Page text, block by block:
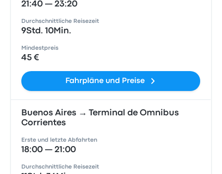
21:40 — 23:20
Durchschnittliche Reisezeit
9Std. 10Min.
Mindestpreis
45 €
Fahrpläne und Preise
Buenos Aires → Terminal de Omnibus
Corrientes
Erste und letzte Abfahrten
18:00 — 21:00
Durchschnittliche Reisezeit